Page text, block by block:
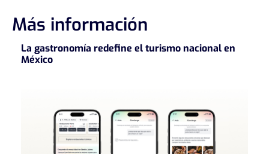
Más información
La gastronomía redefine el turismo nacional en
México